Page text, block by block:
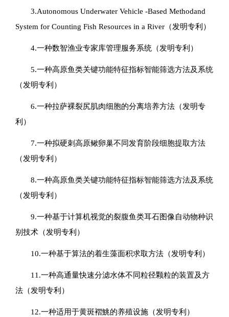
3.Autonomous Underwater Vehicle -Based Methodand
System for Counting Fish Resources in a River（发明专利）
4.一种数智渔业专家库管理服务系统（发明专利）
5.一种高原鱼类关键功能特征指标智能筛选方法及系统
（发明专利）
6.一种拉萨裸裂尻肌肉细胞的分离培养方法（发明专
利）
7.一种拟硬刺高原鳅卵巢不同发育阶段细胞提取方法
（发明专利）
8.一种高原鱼类关键功能特征指标智能筛选方法及系统
（发明专利）
9.一种基于计算机视觉的裂腹鱼类耳石图像自动物种识
别技术（发明专利）
10.一种基于算法的着生藻面积求取方法（发明专利）
11.一种高通量快速分滤水体不同粒径颗粒的装置及方
法（发明专利）
12.一种适用于黄斑褶鮡的养殖设施（发明专利）